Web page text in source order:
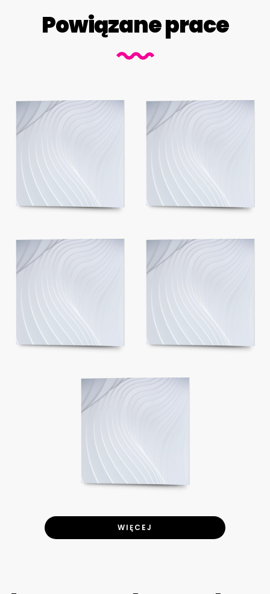
Powiązane prace
WIĘCEJ